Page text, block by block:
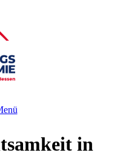
in